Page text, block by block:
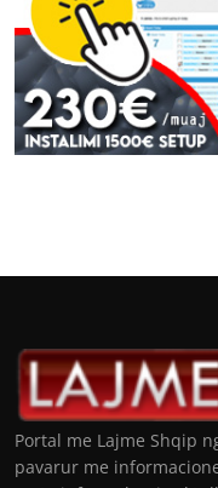
Portal me Lajme Shqip
pavarur me